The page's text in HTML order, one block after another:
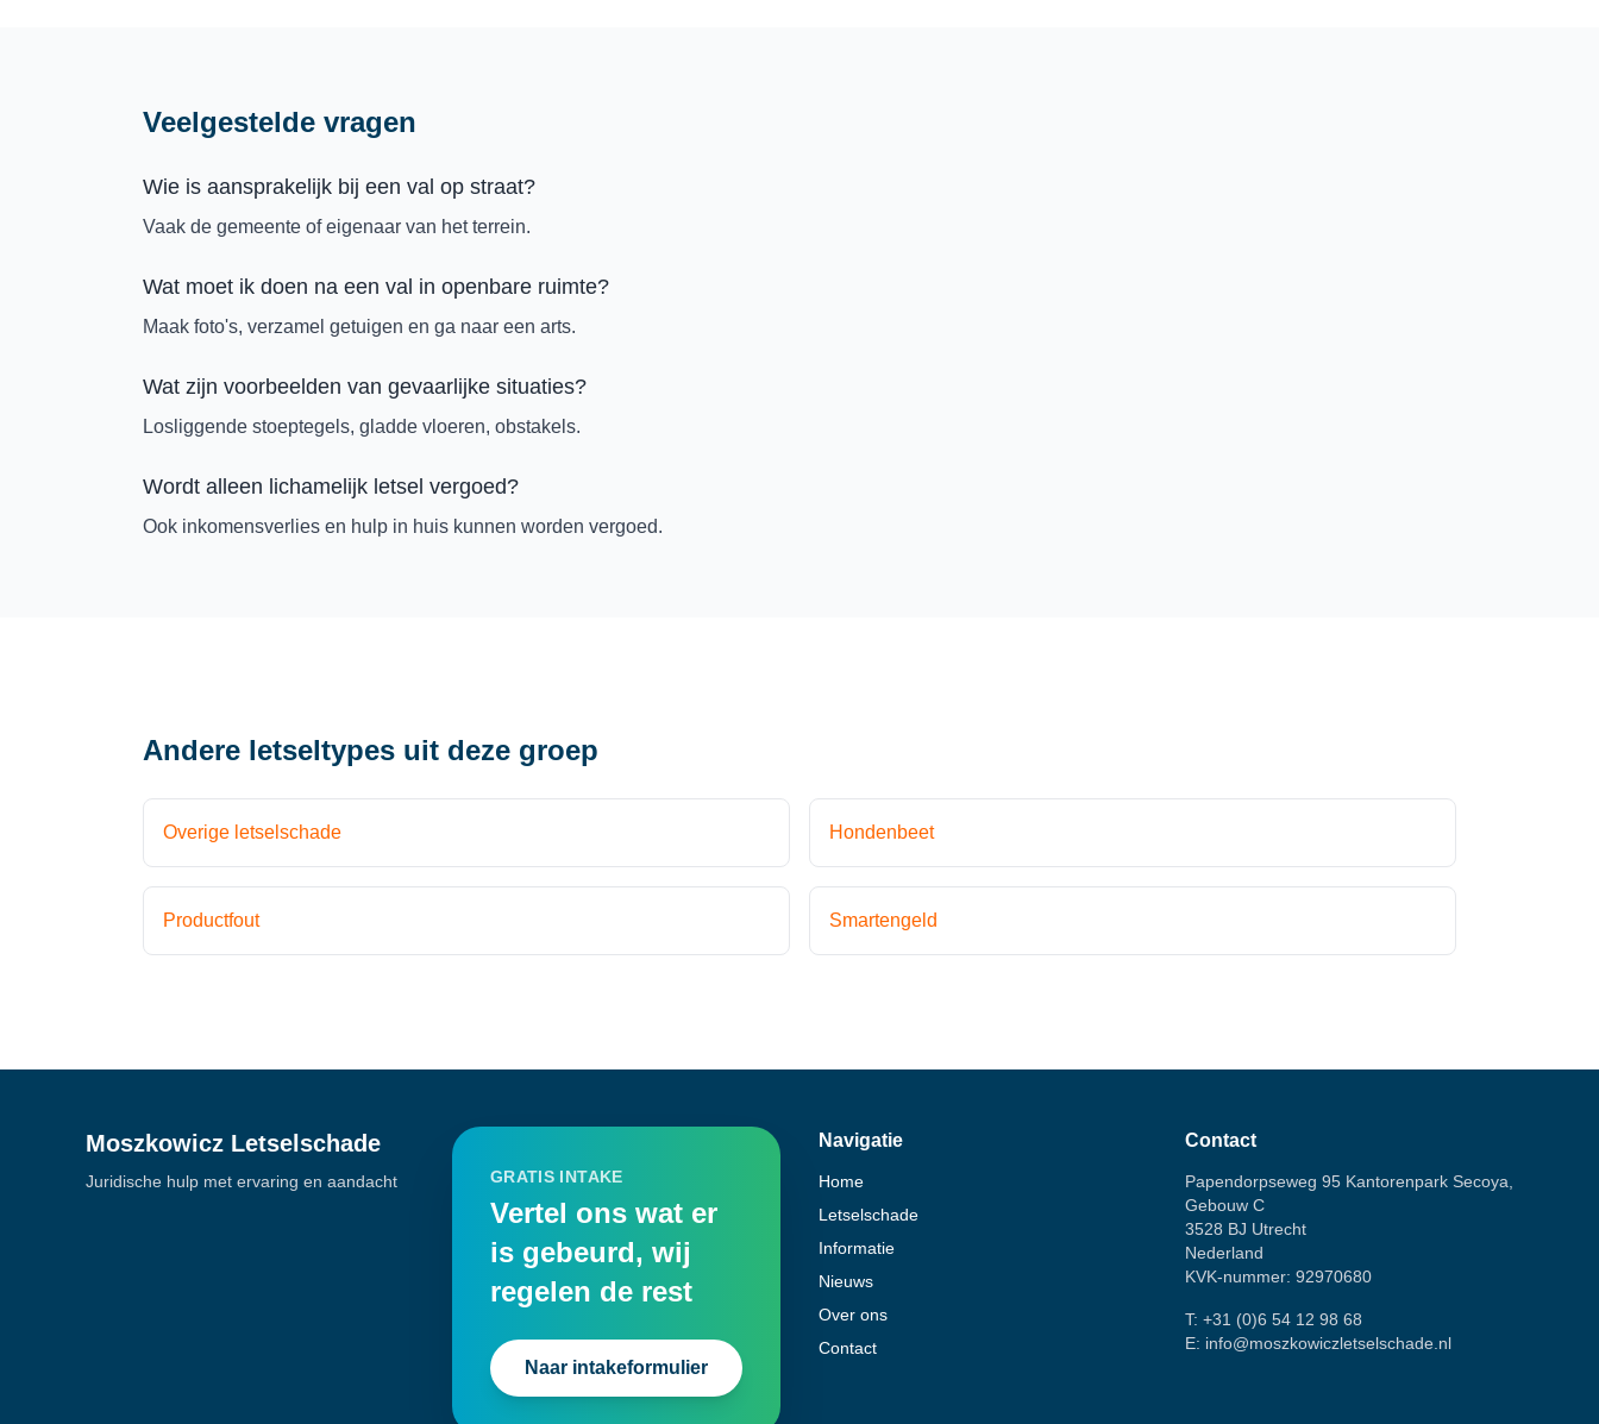
Veelgestelde vragen
Wie is aansprakelijk bij een val op straat?
Vaak de gemeente of eigenaar van het terrein.
Wat moet ik doen na een val in openbare ruimte?
Maak foto's, verzamel getuigen en ga naar een arts.
Wat zijn voorbeelden van gevaarlijke situaties?
Losliggende stoeptegels, gladde vloeren, obstakels.
Wordt alleen lichamelijk letsel vergoed?
Ook inkomensverlies en hulp in huis kunnen worden vergoed.
Andere letseltypes uit deze groep
Overige letselschade Hondenbeet
Productfout Smartengeld
Moszkowicz Letselschade
Juridische hulp met ervaring en aandacht GRATIS INTAKE
Vertel ons wat er
is gebeurd, wij
regelen de rest
Naar intakeformulier
Navigatie
Home
Letselschade
Informatie
Nieuws
Over ons
Contact
Contact
Papendorpseweg 95 Kantorenpark Secoya,
Gebouw C
3528 BJ Utrecht
Nederland
KVK-nummer: 92970680
T: +31 (0)6 54 12 98 68
E: info@moszkowiczletselschade.nl